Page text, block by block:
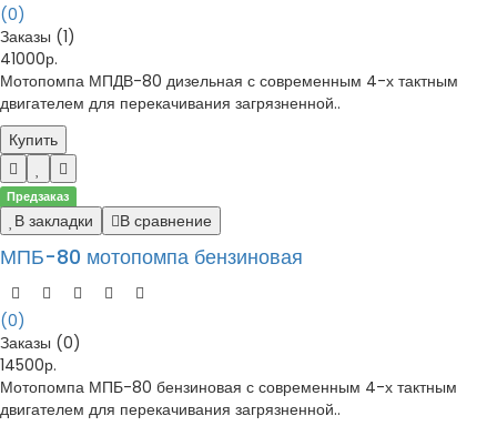
(0)
Заказы (1)
41000р.
Мотопомпа МПДВ-80 дизельная с современным 4-х тактным
двигателем для перекачивания загрязненной..
Купить
Предзаказ
В закладки В сравнение
МПБ-80 мотопомпа бензиновая
(0)
Заказы (0)
14500р.
Мотопомпа МПБ-80 бензиновая с современным 4-х тактным
двигателем для перекачивания загрязненной..